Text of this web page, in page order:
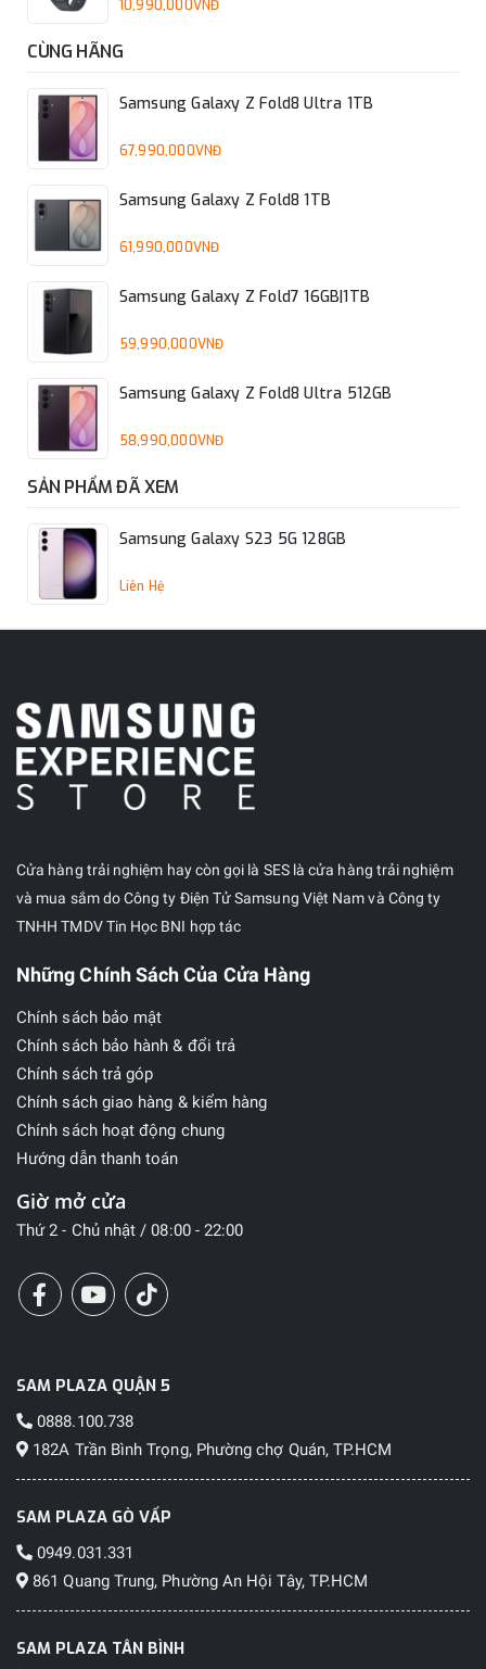
10,990,000VNĐ
CÙNG HÃNG
Samsung Galaxy Z Fold8 Ultra 1TB
67,990,000VNĐ
Samsung Galaxy Z Fold8 1TB
61,990,000VNĐ
Samsung Galaxy Z Fold7 16GB|1TB
59,990,000VNĐ
Samsung Galaxy Z Fold8 Ultra 512GB
58,990,000VNĐ
SẢN PHẨM ĐÃ XEM
Samsung Galaxy S23 5G 128GB
Liên Hệ
Cửa hàng trải nghiệm hay còn gọi là SES là cửa hàng trải nghiệm
và mua sắm do Công ty Điện Tử Samsung Việt Nam và Công ty
TNHH TMDV Tin Học BNI hợp tác
Những Chính Sách Của Cửa Hàng
Chính sách bảo mật
Chính sách bảo hành & đổi trả
Chính sách trả góp
Chính sách giao hàng & kiểm hàng
Chính sách hoạt động chung
Hướng dẫn thanh toán
Giờ mở cửa
Thứ 2 - Chủ nhật / 08:00 - 22:00
SAM PLAZA QUẬN 5
0888.100.738
182A Trần Bình Trọng, Phường chợ Quán, TP.HCM
SAM PLAZA GÒ VẤP
0949.031.331
861 Quang Trung, Phường An Hội Tây, TP.HCM
SAM PLAZA TÂN BÌNH